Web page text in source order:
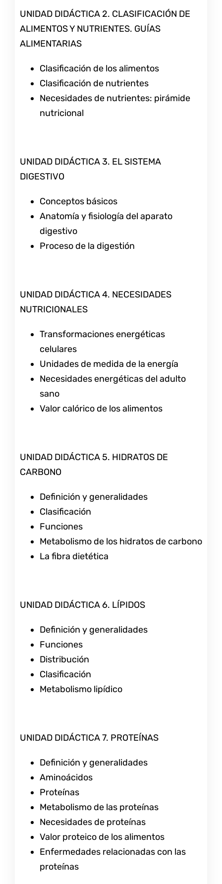
UNIDAD DIDÁCTICA 2. CLASIFICACIÓN DE
ALIMENTOS Y NUTRIENTES. GUÍAS
ALIMENTARIAS
Clasificación de los alimentos
Clasificación de nutrientes
Necesidades de nutrientes: pirámide
nutricional
UNIDAD DIDÁCTICA 3. EL SISTEMA
DIGESTIVO
Conceptos básicos
Anatomía y fisiología del aparato
digestivo
Proceso de la digestión
UNIDAD DIDÁCTICA 4. NECESIDADES
NUTRICIONALES
Transformaciones energéticas
celulares
Unidades de medida de la energía
Necesidades energéticas del adulto
sano
Valor calórico de los alimentos
UNIDAD DIDÁCTICA 5. HIDRATOS DE
CARBONO
Definición y generalidades
Clasificación
Funciones
Metabolismo de los hidratos de carbono
La fibra dietética
UNIDAD DIDÁCTICA 6. LÍPIDOS
Definición y generalidades
Funciones
Distribución
Clasificación
Metabolismo lipídico
UNIDAD DIDÁCTICA 7. PROTEÍNAS
Definición y generalidades
Aminoácidos
Proteínas
Metabolismo de las proteínas
Necesidades de proteínas
Valor proteico de los alimentos
Enfermedades relacionadas con las
proteínas